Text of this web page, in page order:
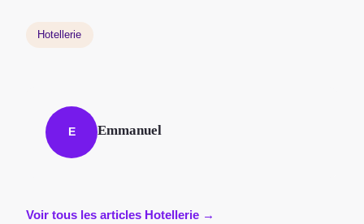
Hotellerie
E Emmanuel
Voir tous les articles Hotellerie →